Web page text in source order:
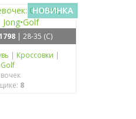
НОВИНКА
| 28-35 (C)
| Кроссовки |
8